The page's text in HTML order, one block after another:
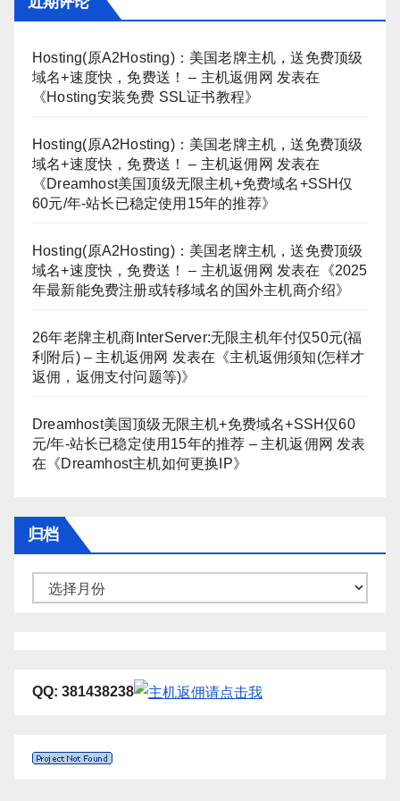
Hosting(原A2Hosting)：美国老牌主机，送免费顶级
域名+速度快，免费送！ – 主机返佣网 发表在
《Hosting安装免费 SSL证书教程》
Hosting(原A2Hosting)：美国老牌主机，送免费顶级
域名+速度快，免费送！ – 主机返佣网 发表在
《Dreamhost美国顶级无限主机+免费域名+SSH仅
60元/年-站长已稳定使用15年的推荐》
Hosting(原A2Hosting)：美国老牌主机，送免费顶级
域名+速度快，免费送！ – 主机返佣网 发表在《2025
年最新能免费注册或转移域名的国外主机商介绍》
26年老牌主机商InterServer:无限主机年付仅50元(福
利附后) – 主机返佣网 发表在《主机返佣须知(怎样才
返佣，返佣支付问题等)》
Dreamhost美国顶级无限主机+免费域名+SSH仅60
元/年-站长已稳定使用15年的推荐 – 主机返佣网 发表
在《Dreamhost主机如何更换IP》
归档
QQ: 381438238